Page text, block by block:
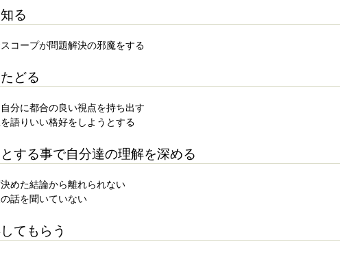
る
コープが問題解決の邪魔をする
どる
分に都合の良い視点を持ち出す
語りいい格好をしようとする
する事で自分達の理解を深める
めた結論から離れられない
話を聞いていない
てもらう